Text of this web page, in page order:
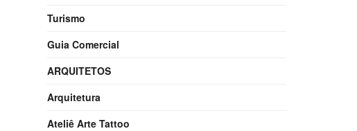
Turismo
Guia Comercial
ARQUITETOS
Arquitetura
Ateliê Arte Tattoo